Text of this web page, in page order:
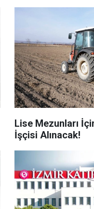
Lise Mezunları
İşçisi Alınacak!